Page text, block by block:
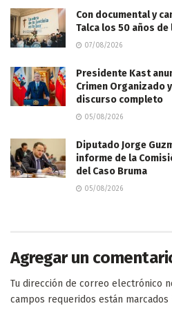
Con documental y
Talca los 50 años
07/08/2026
Presidente Kast
Crimen Organizado
discurso completo
05/08/2026
Diputado Jorge
informe de la
del Caso Bruma
05/08/2026
Agregar un
Tu dirección de correo electrónico
campos requeridos están marcados